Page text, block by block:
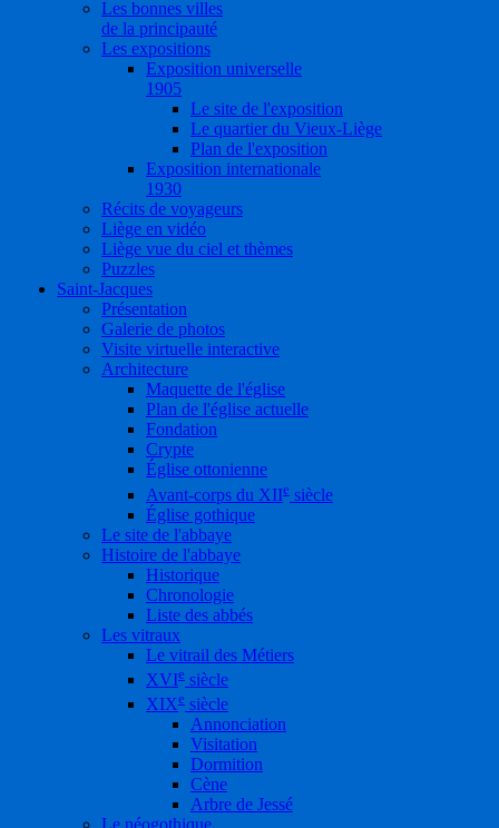
Les bonnes villes
de la principauté
Les expositions
Exposition universelle
1905
Le site de l'exposition
Le quartier du Vieux-Liège
Plan de l'exposition
Exposition internationale
1930
Récits de voyageurs
Liège en vidéo
Liège vue du ciel et thèmes
Puzzles
Saint-Jacques
Présentation
Galerie de photos
Visite virtuelle interactive
Architecture
Maquette de l'église
Plan de l'église actuelle
Fondation
Crypte
Église ottonienne
Avant-corps du XIIe siècle
Église gothique
Le site de l'abbaye
Histoire de l'abbaye
Historique
Chronologie
Liste des abbés
Les vitraux
Le vitrail des Métiers
XVIe siècle
XIXe siècle
Annonciation
Visitation
Dormition
Cène
Arbre de Jessé